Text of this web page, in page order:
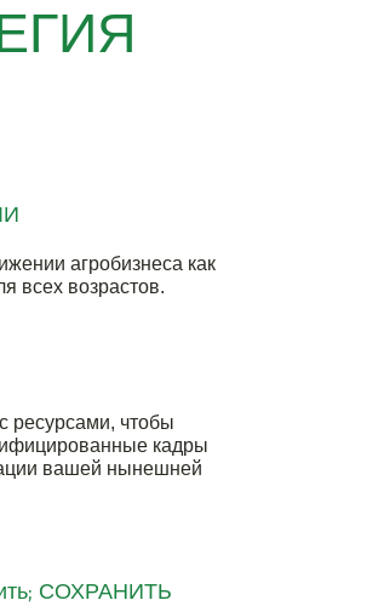
агробизнеса как
всех возрастов.
ресурсами, чтобы
кадры
вашей нынешней
СОХРАНИТЬ